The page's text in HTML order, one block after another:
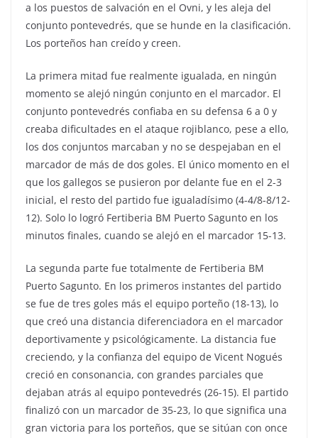
a los puestos de salvación en el Ovni, y les aleja del
conjunto pontevedrés, que se hunde en la clasificación.
Los porteños han creído y creen.
La primera mitad fue realmente igualada, en ningún
momento se alejó ningún conjunto en el marcador. El
conjunto pontevedrés confiaba en su defensa 6 a 0 y
creaba dificultades en el ataque rojiblanco, pese a ello,
los dos conjuntos marcaban y no se despejaban en el
marcador de más de dos goles. El único momento en el
que los gallegos se pusieron por delante fue en el 2-3
inicial, el resto del partido fue igualadísimo (4-4/8-8/12-
12). Solo lo logró Fertiberia BM Puerto Sagunto en los
minutos finales, cuando se alejó en el marcador 15-13.
La segunda parte fue totalmente de Fertiberia BM
Puerto Sagunto. En los primeros instantes del partido
se fue de tres goles más el equipo porteño (18-13), lo
que creó una distancia diferenciadora en el marcador
deportivamente y psicológicamente. La distancia fue
creciendo, y la confianza del equipo de Vicent Nogués
creció en consonancia, con grandes parciales que
dejaban atrás al equipo pontevedrés (26-15). El partido
finalizó con un marcador de 35-23, lo que significa una
gran victoria para los porteños, que se sitúan con once